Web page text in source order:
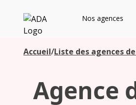
ADA Nos agences
Accueil/Liste des agences
Agence
Les agences à proximité
Commencez votre recherche
proximité